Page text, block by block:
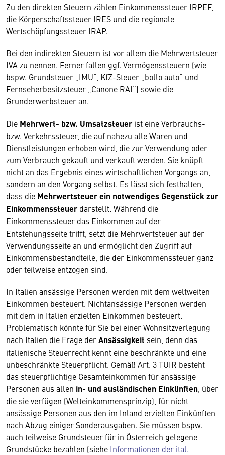
Zu den direkten Steuern zählen Einkommenssteuer IRPEF,
die Körperschaftssteuer IRES und die regionale
Wertschöpfungssteuer IRAP.
Bei den indirekten Steuern ist vor allem die Mehrwertsteuer
IVA zu nennen. Ferner fallen ggf. Vermögenssteuern (wie
bspw. Grundsteuer „IMU“, KfZ-Steuer „bollo auto“ und
Fernseherbesitzsteuer „Canone RAI“) sowie die
Grunderwerbsteuer an.
Die Mehrwert- bzw. Umsatzsteuer ist eine Verbrauchs-
bzw. Verkehrssteuer, die auf nahezu alle Waren und
Dienstleistungen erhoben wird, die zur Verwendung oder
zum Verbrauch gekauft und verkauft werden. Sie knüpft
nicht an das Ergebnis eines wirtschaftlichen Vorgangs an,
sondern an den Vorgang selbst. Es lässt sich festhalten,
dass die Mehrwertsteuer ein notwendiges Gegenstück zur
Einkommenssteuer darstellt. Während die
Einkommenssteuer das Einkommen auf der
Entstehungsseite trifft, setzt die Mehrwertsteuer auf der
Verwendungsseite an und ermöglicht den Zugriff auf
Einkommensbestandteile, die der Einkommenssteuer ganz
oder teilweise entzogen sind.
In Italien ansässige Personen werden mit dem weltweiten
Einkommen besteuert. Nichtansässige Personen werden
mit dem in Italien erzielten Einkommen besteuert.
Problematisch könnte für Sie bei einer Wohnsitzverlegung
nach Italien die Frage derAnsässigkeit sein, denn das
italienische Steuerrecht kennt eine beschränkte und eine
unbeschränkte Steuerpflicht. Gemäß Art. 3 TUIR besteht
das steuerpflichtige Gesamteinkommen für ansässige
Personen aus allen in- und ausländischen Einkünften , über
die sie verfügen (Welteinkommensprinzip), für nicht
ansässige Personen aus den im Inland erzielten Einkünften
nach Abzug einiger Sonderausgaben. Sie müssen bspw.
auch teilweise Grundsteuer für in Österreich gelegene
Grundstücke bezahlen (siehe Informationen der ital.